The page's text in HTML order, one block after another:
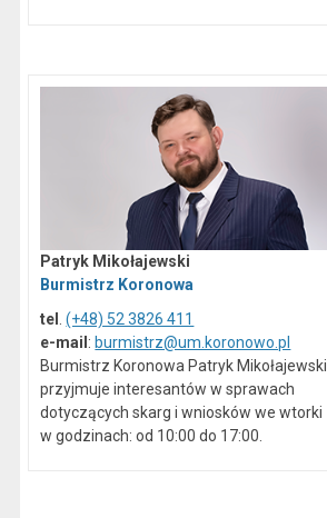
Patryk Mikołajewski
Burmistrz Koronowa
tel
.(+48) 52 3826 411
e-mail : burmistrz@um.koronowo.pl
Burmistrz Koronowa Patryk Mikołajewski
przyjmuje interesantów w sprawach
dotyczących skarg i wniosków we wtorki
w godzinach: od 10:00 do 17:00.